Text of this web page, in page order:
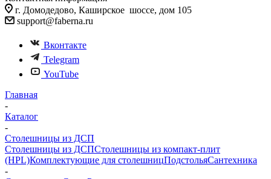
г. Домодедово, Каширское шоссе, дом 105
support@faberna.ru
Вконтакте
Telegram
YouTube
Главная
-
Каталог
-
Столешницы из ДСП
Столешницы из ДСПСтолешницы из компакт-плит
(HPL)Комплектующие для столешницПодстольяСантехника
-